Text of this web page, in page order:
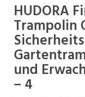
HUDORA
Trampolin
und
– 4